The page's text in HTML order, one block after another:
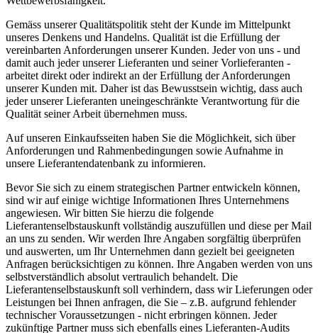
Gemäss unserer Qualitätspolitik steht der Kunde im Mittelpunkt
unseres Denkens und Handelns. Qualität ist die Erfüllung der
vereinbarten Anforderungen unserer Kunden. Jeder von uns - und
damit auch jeder unserer Lieferanten und seiner Vorlieferanten -
arbeitet direkt oder indirekt an der Erfüllung der Anforderungen
unserer Kunden mit. Daher ist das Bewusstsein wichtig, dass auch
jeder unserer Lieferanten uneingeschränkte Verantwortung für die
Qualität seiner Arbeit übernehmen muss.
Auf unseren Einkaufsseiten haben Sie die Möglichkeit, sich über
Anforderungen und Rahmenbedingungen sowie Aufnahme in
unsere Lieferantendatenbank zu informieren.
Bevor Sie sich zu einem strategischen Partner entwickeln können,
sind wir auf einige wichtige Informationen Ihres Unternehmens
angewiesen. Wir bitten Sie hierzu die folgende
Lieferantenselbstauskunft vollständig auszufüllen und diese per Mail
an uns zu senden. Wir werden Ihre Angaben sorgfältig überprüfen
und auswerten, um Ihr Unternehmen dann gezielt bei geeigneten
Anfragen berücksichtigen zu können. Ihre Angaben werden von uns
selbstverständlich absolut vertraulich behandelt. Die
Lieferantenselbstauskunft soll verhindern, dass wir Lieferungen oder
Leistungen bei Ihnen anfragen, die Sie – z.B. aufgrund fehlender
technischer Voraussetzungen - nicht erbringen können. Jeder
zukünftige Partner muss sich ebenfalls eines Lieferanten-Audits